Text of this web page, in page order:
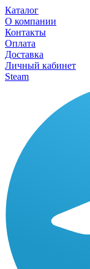
Каталог
О компании
Контакты
Оплата
Доставка
Личный кабинет
Steam